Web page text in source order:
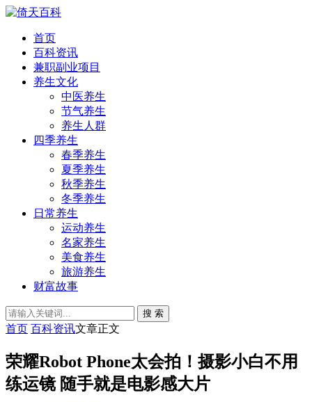
首页
百科资讯
兼职副业项目
养生文化
中医养生
节气养生
养生人群
四季养生
春季养生
夏季养生
秋季养生
冬季养生
日常养生
运动养生
名家养生
美食养生
旅游养生
财富故事
搜 索
首页 百科资讯文章正文
荣耀Robot Phone太会拍！摄影小白不用
练运镜 随手就是电影感大片